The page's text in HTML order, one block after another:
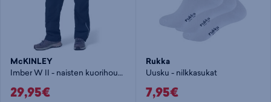
McKINLEY
Imber W II - naisten kuorihousut
29,95€
Rukka
Uusku - nilkkasukat
7,95€